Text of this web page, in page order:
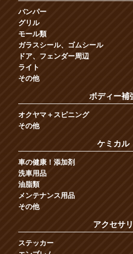
バンパー
グリル
モール類
ガラスシール、ゴムシール
ドア、フェンダー周辺
ライト
その他
ボディー補
オクヤマ＋スピニング
その他
ケミカル
車の健康！添加剤
洗車用品
油脂類
メンテナンス用品
その他
アクセサリ
ステッカー